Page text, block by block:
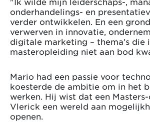
onderhandelings- en
verder ontwikkelen. En een
verwerven in innovatie,
digitale marketing – thema’s die
masteropleiding niet aan bod
Mario had een passie voor
koesterde de ambitie om in het
werken. Hij wist dat een
Vlerick een wereld aan
openen.